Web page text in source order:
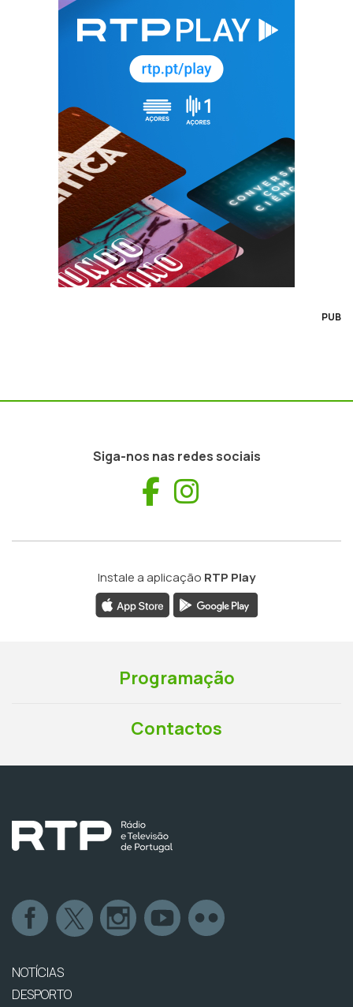
PUB
Siga-nos nas redes sociais
Facebook
Instale a aplicação RTP Play
Programação
Contactos
NOTÍCIAS
DESPORTO